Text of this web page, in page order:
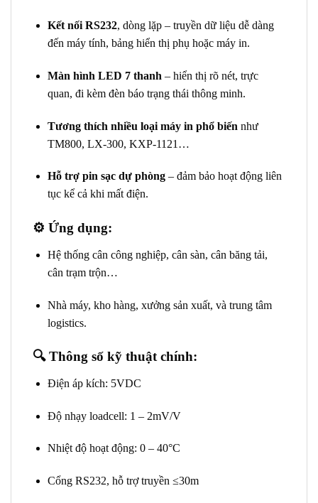
Kết nối RS232, dòng lặp – truyền dữ liệu dễ dàng
đến máy tính, bảng hiển thị phụ hoặc máy in.
Màn hình LED 7 thanh – hiển thị rõ nét, trực
quan, đi kèm đèn báo trạng thái thông minh.
Tương thích nhiều loại máy in phổ biến như
TM800, LX-300, KXP-1121…
Hỗ trợ pin sạc dự phòng– đảm bảo hoạt động liên
tục kể cả khi mất điện.
⚙️ Ứng dụng:
Hệ thống cân công nghiệp, cân sàn, cân băng tải,
cân trạm trộn…
Nhà máy, kho hàng, xưởng sản xuất, và trung tâm
logistics.
🔍Thông số kỹ thuật chính:
Điện áp kích: 5VDC
Độ nhạy loadcell: 1 – 2mV/V
Nhiệt độ hoạt động: 0 – 40°C
Cổng RS232, hỗ trợ truyền ≤30m